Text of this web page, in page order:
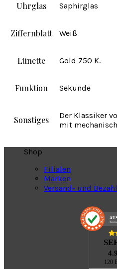
Uhrglas Saphirglas
Ziffernblatt Weiß
Lünette Gold 750 K.
Funktion Sekunde
Sonstiges
Der Klassiker
mit
Shop
Filialen
Marken
Versand- und
120